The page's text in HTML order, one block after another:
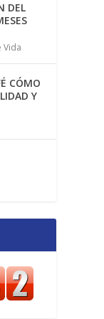
DEL
Vida
CÓMO
Y